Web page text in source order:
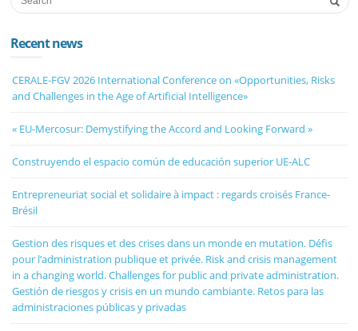
Recent news
CERALE-FGV 2026 International Conference on «Opportunities, Risks
and Challenges in the Age of Artificial Intelligence»
« EU-Mercosur: Demystifying the Accord and Looking Forward »
Construyendo el espacio común de educación superior UE-ALC
Entrepreneuriat social et solidaire à impact : regards croisés France-
Brésil
Gestion des risques et des crises dans un monde en mutation. Défis
pour l’administration publique et privée. Risk and crisis management
in a changing world. Challenges for public and private administration.
Gestión de riesgos y crisis en un mundo cambiante. Retos para las
administraciones públicas y privadas